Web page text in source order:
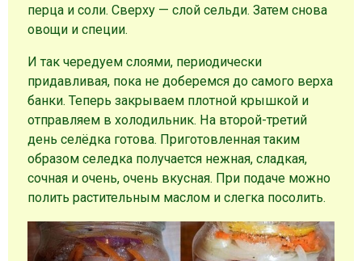
перца и соли. Сверху — слой сельди. Затем снова
овощи и специи.
И так чередуем слоями, периодически
придавливая, пока не доберемся до самого верха
банки. Теперь закрываем плотной крышкой и
отправляем в холодильник. На второй-третий
день селёдка готова. Приготовленная таким
образом селедка получается нежная, сладкая,
сочная и очень, очень вкусная. При подаче можно
полить растительным маслом и слегка посолить.